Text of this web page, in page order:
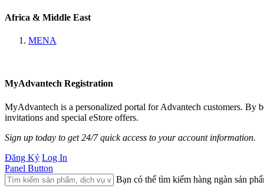
Africa & Middle East
MENA
MyAdvantech Registration
MyAdvantech is a personalized portal for Advantech customers. By
invitations and special eStore offers.
Sign up today to get 24/7 quick access to your account information.
Đăng Ký Log In
Panel Button
Bạn có thể tìm kiếm hàng ngàn sản